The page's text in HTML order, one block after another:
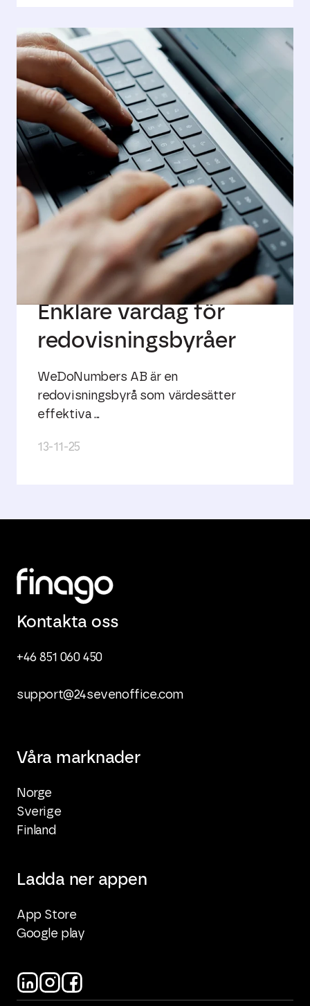
Enklare vardag för
redovisningsbyråer
WeDoNumbers AB är en
redovisningsbyrå som värdesätter
effektiva ...
13-11-25
Kontakta oss
+46 851 060 450
support@24sevenoffice.com
Våra marknader
Norge
Sverige
Finland
Ladda ner appen
App Store
Google play